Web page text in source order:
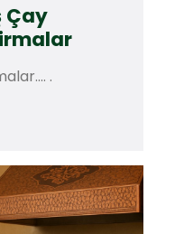
Çay
.